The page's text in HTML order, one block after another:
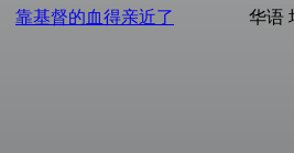
靠基督的血得亲近了 华语